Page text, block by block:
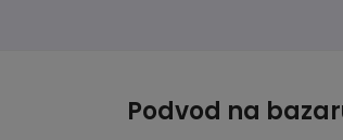
Podvod na